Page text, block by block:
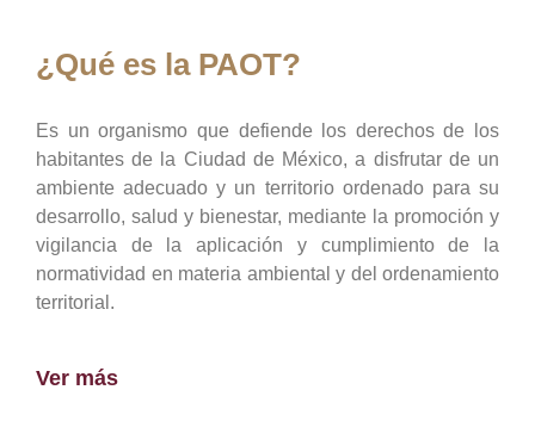
¿Qué es la PAOT?
Es un organismo que defiende los derechos de los
habitantes de la Ciudad de México, a disfrutar de un
ambiente adecuado y un territorio ordenado para su
desarrollo, salud y bienestar, mediante la promoción y
vigilancia de la aplicación y cumplimiento de la
normatividad en materia ambiental y del ordenamiento
territorial.
Ver más